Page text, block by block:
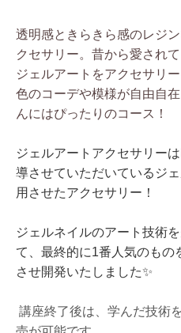
透明感ときらきら感のレジ
クセサリー。昔から愛され
ジェルアートをアクセサリ
色のコーデや模様が自由自
んにはぴったりのコース！
ジェルアートアクセサリー
導させていただいているジ
用させたアクセサリー！
ジェルネイルのアート技術
て、最終的に1番人気のもの
させ開発いたしました✨
講座終了後は、学んだ技術